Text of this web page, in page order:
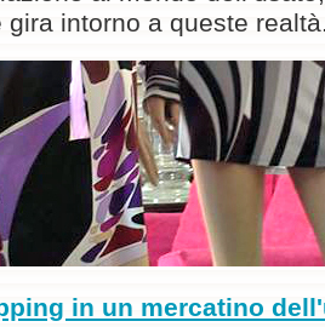
gira intorno a queste
in un mercatino